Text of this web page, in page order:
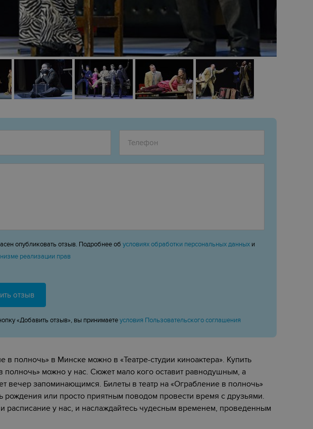
опубликовать отзыв. Подробнее об условиях обработки персональных данных и
реализации прав
отзыв
«Добавить отзыв», вы принимаетеусловия Пользовательского соглашения
в полночь»‎ в Минске можно в «Театре-студии киноактера». Купить
можно у нас. Сюжет мало кого оставит равнодушным, а
вечер запоминающимся. Билеты в театр на «‎Ограбление в полночь»‎
рождения или просто приятным поводом провести время с друзьями.
расписание у нас, и наслаждайтесь чудесным временем, проведенным